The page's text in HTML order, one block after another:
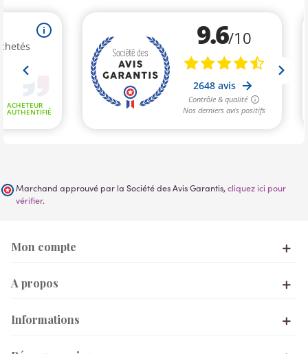
Marchand approuvé par la Société des Avis Garantis, cliquez ici pour
vérifier.
Mon compte
A propos
Informations